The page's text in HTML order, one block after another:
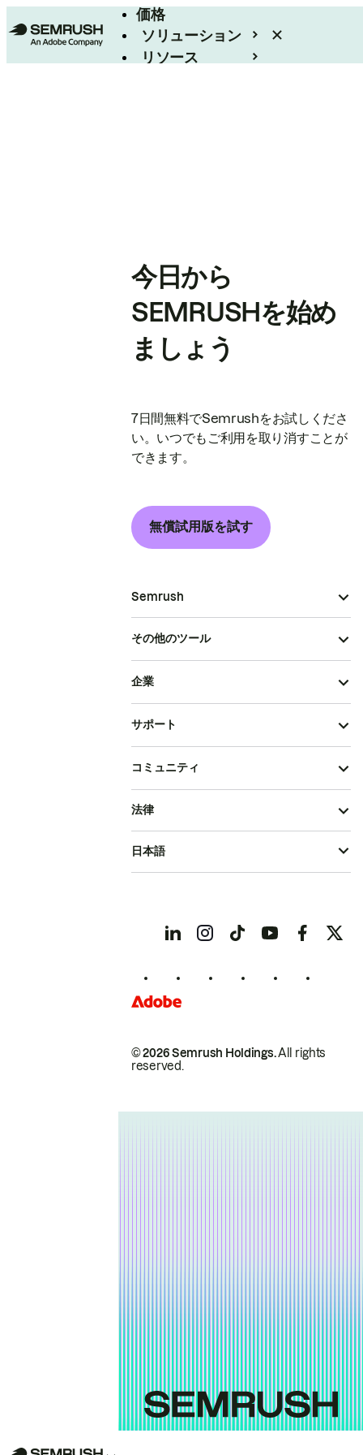
価格
ソリューション
リソース
今日から
SEMRUSHを始め
ましょう
7日間無料でSemrushをお試しくださ
い。いつでもご利用を取り消すことが
できます。
無償試用版を試す
Semrush
その他のツール
企業
サポート
コミュニティ
© 2026 Semrush Holdings.All rights
reserved.
法律
日本語